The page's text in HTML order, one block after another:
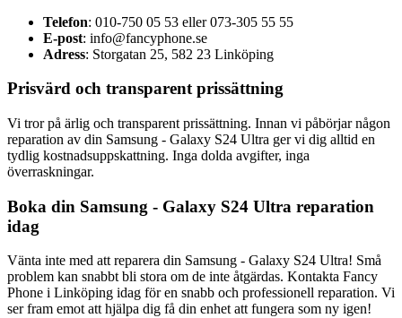
Telefon: 010-750 05 53 eller 073-305 55 55
E-post: info@fancyphone.se
Adress: Storgatan 25, 582 23 Linköping
Prisvärd och transparent prissättning
Vi tror på ärlig och transparent prissättning. Innan vi påbörjar någon
reparation av din Samsung - Galaxy S24 Ultra ger vi dig alltid en
tydlig kostnadsuppskattning. Inga dolda avgifter, inga
överraskningar.
Boka din Samsung - Galaxy S24 Ultra reparation
idag
Vänta inte med att reparera din Samsung - Galaxy S24 Ultra! Små
problem kan snabbt bli stora om de inte åtgärdas. Kontakta Fancy
Phone i Linköping idag för en snabb och professionell reparation. Vi
ser fram emot att hjälpa dig få din enhet att fungera som ny igen!